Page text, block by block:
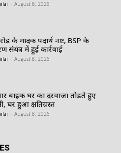
August 8, 2026
के मादक पदार्थ नष्ट, BSP के
संयंत्र में हुई कार्रवाई
August 8, 2026
बाइक घर का दरवाजा तोड़ते हुए
घर हुआ क्षतिग्रस्त
August 8, 2026